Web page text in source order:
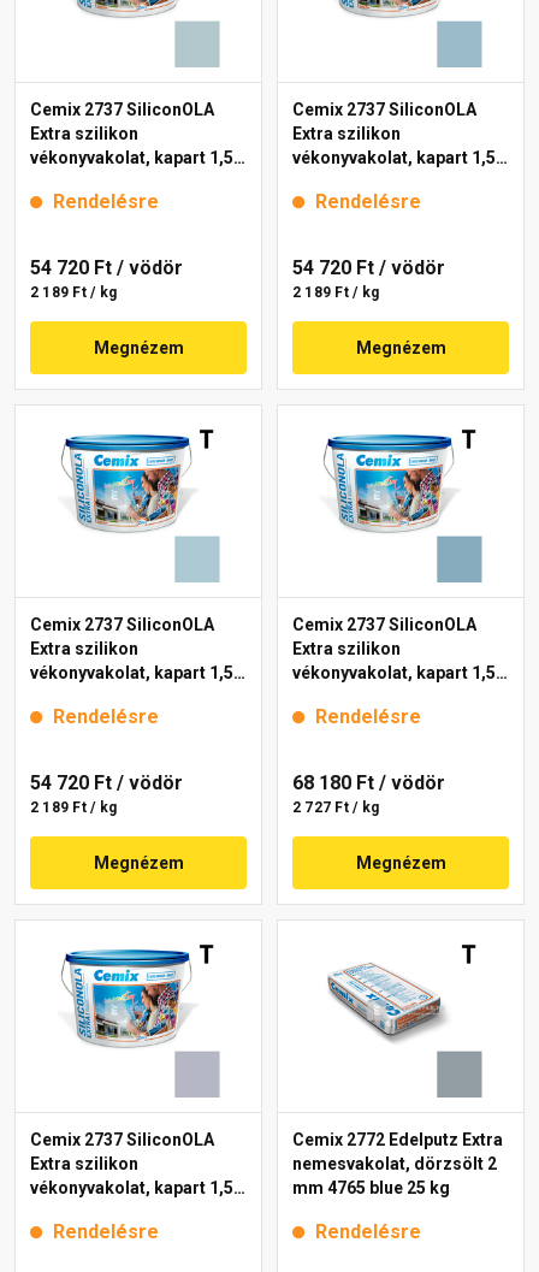
Cemix 2737 SiliconOLA
Extra szilikon
vékonyvakolat, kapart 1,5
Rendelésre
54 720 Ft / vödör
2 189 Ft / kg
Megnézem
Cemix 2737 SiliconOLA
Extra szilikon
vékonyvakolat, kapart 1,5
Rendelésre
54 720 Ft / vödör
2 189 Ft / kg
Megnézem
Cemix 2737 SiliconOLA
Extra szilikon
vékonyvakolat, kapart 1,5
Rendelésre
54 720 Ft / vödör
2 189 Ft / kg
Megnézem
Cemix 2737 SiliconOLA
Extra szilikon
vékonyvakolat, kapart 1,5
Rendelésre
68 180 Ft / vödör
2 727 Ft / kg
Megnézem
Cemix 2737 SiliconOLA
Extra szilikon
vékonyvakolat, kapart 1,5
Rendelésre
Cemix 2772 Edelputz Extra
nemesvakolat, dörzsölt 2
mm 4765 blue 25 kg
Rendelésre